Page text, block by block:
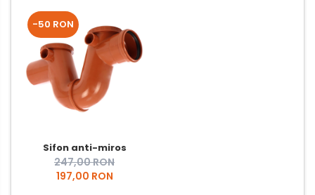
-50 RON
Sifon anti-miros
247,00 RON
197,00 RON